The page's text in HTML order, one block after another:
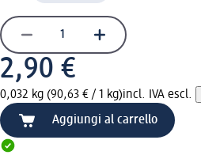
2,90 €
0,032 kg (90,63 € / 1 kg)incl. IVA escl.
Aggiungi al carrello